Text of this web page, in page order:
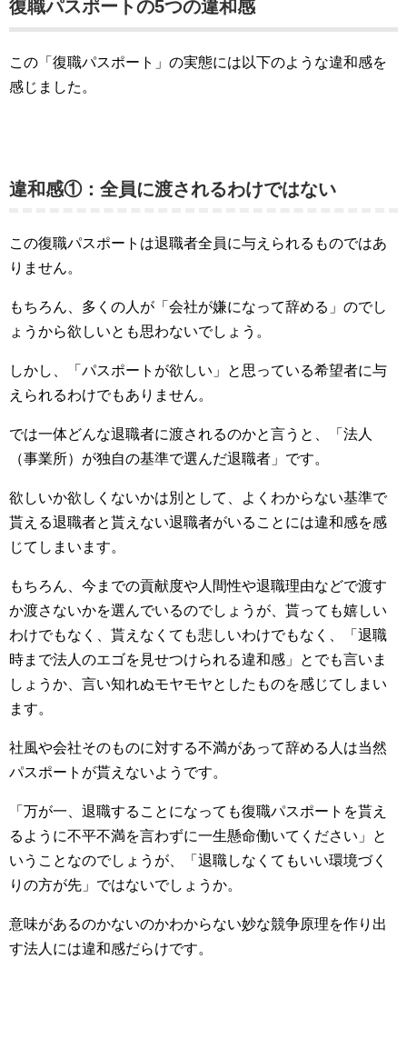
復職パスポートの5つの違和感
この「復職パスポート」の実態には以下のような違和感を
感じました。
違和感①：全員に渡されるわけではない
この復職パスポートは退職者全員に与えられるものではあ
りません。
もちろん、多くの人が「会社が嫌になって辞める」のでし
ょうから欲しいとも思わないでしょう。
しかし、「パスポートが欲しい」と思っている希望者に与
えられるわけでもありません。
では一体どんな退職者に渡されるのかと言うと、「法人
（事業所）が独自の基準で選んだ退職者」です。
欲しいか欲しくないかは別として、よくわからない基準で
貰える退職者と貰えない退職者がいることには違和感を感
じてしまいます。
もちろん、今までの貢献度や人間性や退職理由などで渡す
か渡さないかを選んでいるのでしょうが、貰っても嬉しい
わけでもなく、貰えなくても悲しいわけでもなく、「退職
時まで法人のエゴを見せつけられる違和感」とでも言いま
しょうか、言い知れぬモヤモヤとしたものを感じてしまい
ます。
社風や会社そのものに対する不満があって辞める人は当然
パスポートが貰えないようです。
「万が一、退職することになっても復職パスポートを貰え
るように不平不満を言わずに一生懸命働いてください」と
いうことなのでしょうが、「退職しなくてもいい環境づく
りの方が先」ではないでしょうか。
意味があるのかないのかわからない妙な競争原理を作り出
す法人には違和感だらけです。